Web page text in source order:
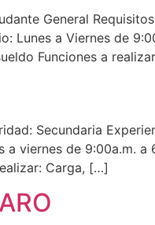
General
Lunes a Viernes de
Funciones a
Secundaria
viernes de 9:00a.m. a
Carga, […]